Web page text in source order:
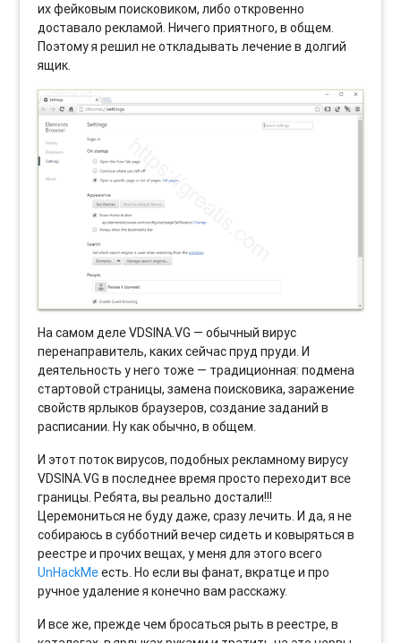
их фейковым поисковиком, либо откровенно
доставало рекламой. Ничего приятного, в общем.
Поэтому я решил не откладывать лечение в долгий
ящик.
На самом деле VDSINA.VG — обычный вирус
перенаправитель, каких сейчас пруд пруди. И
деятельность у него тоже — традиционная: подмена
стартовой страницы, замена поисковика, заражение
свойств ярлыков браузеров, создание заданий в
расписании. Ну как обычно, в общем.
И этот поток вирусов, подобных рекламному вирусу
VDSINA.VG в последнее время просто переходит все
границы. Ребята, вы реально достали!!!
Церемониться не буду даже, сразу лечить. И да, я не
собираюсь в субботний вечер сидеть и ковыряться в
реестре и прочих вещах, у меня для этого всего
UnHackMeесть. Но если вы фанат, вкратце и про
ручное удаление я конечно вам расскажу.
И все же, прежде чем бросаться рыть в реестре, в